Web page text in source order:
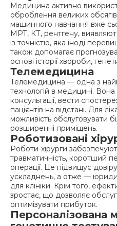
Медицина активно
оброблення великих
машинного навчання вже
МРТ, КТ, рентгену, виявляють
із точністю, яка іноді
також допомагає
основі історії хвороби,
Телемедицина
Телемедицина — одна з
технологій в медицині.
консультації, вести
пацієнтів на відстані. Для
можливість обслуговувати
розширенні приміщень.
Роботизовані
Роботи-хірурги
травматичність, коротший
операції. Це підвищує
ускладнень, а отже —
для клініки. Крім того,
зростає, що дозволяє
оптимізувати прибуток.
Персоналізована